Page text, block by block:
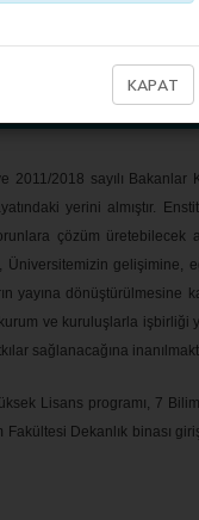
2018 sayılı Bakanlar
yerini almıştır.
çözüm üretebilecek
Üniversitemizin gelişimine,
yayına dönüştürülmesine
ve kuruluşlarla işbirliği
sağlanacağına
Lisans programı, 7
Dekanlık binası
KAPAT